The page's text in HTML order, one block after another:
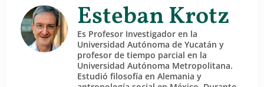
Esteban Krotz
Es Profesor Investigador en la
Universidad Autónoma de Yucatán y
profesor de tiempo parcial en la
Universidad Autónoma Metropolitana.
Estudió filosofía en Alemania y